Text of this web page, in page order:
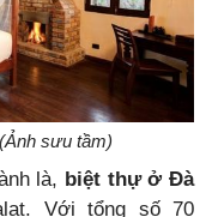
sưu tầm)
là, biệt thự ở Đà
Với tổng số 70